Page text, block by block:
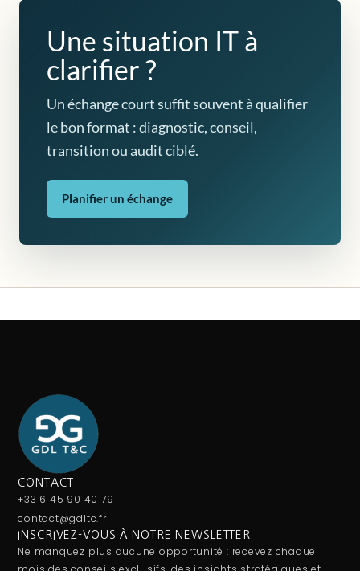
Une situation IT à
clarifier ?
Un échange court suffit souvent à qualifier
le bon format : diagnostic, conseil,
transition ou audit ciblé.
Planifier un échange
CONTACT
+33 6 45 90 40 79
contact@gdltc.fr
INSCRIVEZ-VOUS À NOTRE NEWSLETTER
Ne manquez plus aucune opportunité : recevez chaque